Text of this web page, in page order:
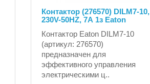
Контактор (276570) DILM7-10,
230V-50HZ, 7А 1з Eaton
Контактор Eaton DILM7-10
(артикул: 276570)
предназначен для
эффективного управления
электрическими ц..